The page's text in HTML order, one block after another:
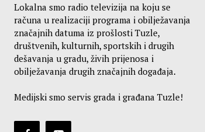
Lokalna smo radio televizija na koju se
računa u realizaciji programa i obilježavanja
značajnih datuma iz prošlosti Tuzle,
društvenih, kulturnih, sportskih i drugih
dešavanja u gradu, živih prijenosa i
obilježavanja drugih značajnih događaja.
Medijski smo servis grada i građana Tuzle!